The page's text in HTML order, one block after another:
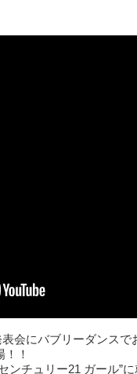
会にバブリーダンス
！
ンチュリー21 ガール”